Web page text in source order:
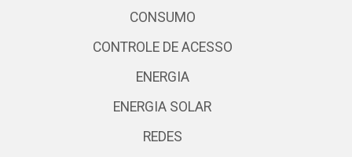
CONSUMO
CONTROLE DE ACESSO
ENERGIA
ENERGIA SOLAR
REDES